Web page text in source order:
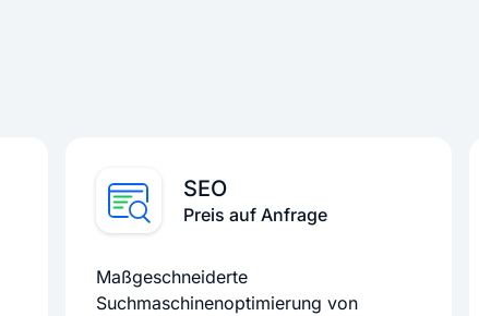
SEO
Preis auf Anfrage
Maßgeschneiderte
Suchmaschinenoptimierung von